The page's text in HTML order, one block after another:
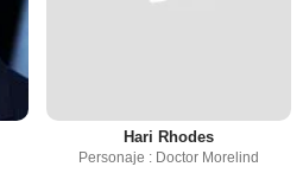
Hari Rhodes
Personaje : Doctor Morelind